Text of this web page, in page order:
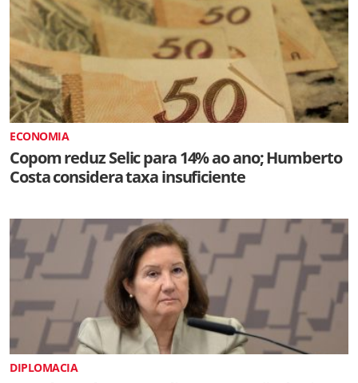
ECONOMIA
Copom reduz Selic para 14% ao ano; Humberto
Costa considera taxa insuficiente
DIPLOMACIA